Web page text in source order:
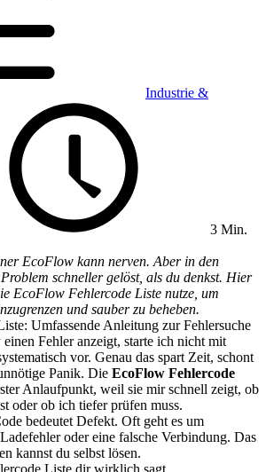
Industrie &
3 Min.
EcoFlow kann nerven. Aber in den
schneller gelöst, als du denkst. Hier
EcoFlow Fehlercode Liste nutze, um
und sauber zu beheben.
Umfassende Anleitung zur Fehlersuche
Fehler anzeigt, starte ich nicht mit
vor. Genau das spart Zeit, schont
Panik. Die EcoFlow Fehlercode
Anlaufpunkt, weil sie mir schnell zeigt, ob
oder ob ich tiefer prüfen muss.
bedeutet Defekt. Oft geht es um
oder eine falsche Verbindung. Das
kannst du selbst lösen.
Liste dir wirklich sagt